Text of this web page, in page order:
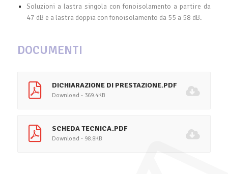
Soluzioni a lastra singola con fonoisolamento a partire da
47 dB e a lastra doppia con fonoisolamento da 55 a 58 dB.
DOCUMENTI
DICHIARAZIONE DI PRESTAZIONE.PDF
Download - 369.4KB
SCHEDA TECNICA.PDF
Download - 98.8KB